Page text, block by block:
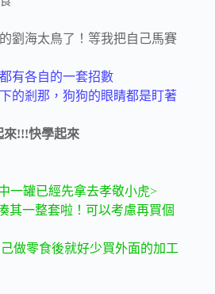
劉海太鳥了！等我把自己馬賽
有各自的一套招數
的剎那，狗狗的眼睛都是盯著
來!!!快學起來
罐已經先拿去孝敬小虎>
其一整套啦！可以考慮再買個
做零食後就好少買外面的加工